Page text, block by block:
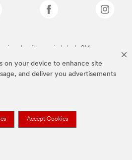
on your device to enhance site
and deliver you advertisements
Accept Cookies
são propriedade da 3M.